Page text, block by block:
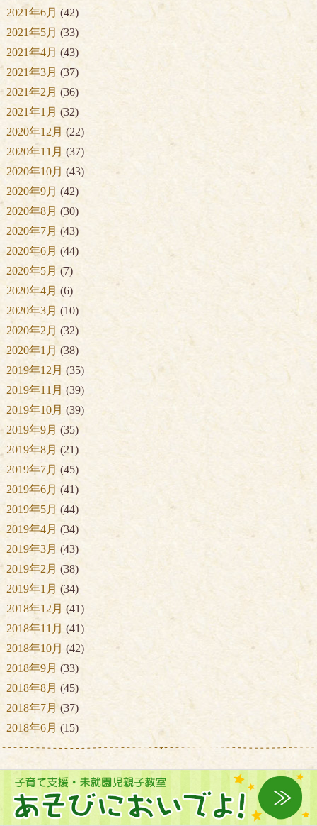
2021年6月 (42)
2021年5月 (33)
2021年4月 (43)
2021年3月 (37)
2021年2月 (36)
2021年1月 (32)
2020年12月 (22)
2020年11月 (37)
2020年10月 (43)
2020年9月 (42)
2020年8月 (30)
2020年7月 (43)
2020年6月 (44)
2020年5月 (7)
2020年4月 (6)
2020年3月 (10)
2020年2月 (32)
2020年1月 (38)
2019年12月 (35)
2019年11月 (39)
2019年10月 (39)
2019年9月 (35)
2019年8月 (21)
2019年7月 (45)
2019年6月 (41)
2019年5月 (44)
2019年4月 (34)
2019年3月 (43)
2019年2月 (38)
2019年1月 (34)
2018年12月 (41)
2018年11月 (41)
2018年10月 (42)
2018年9月 (33)
2018年8月 (45)
2018年7月(37)
2018年6月 (15)